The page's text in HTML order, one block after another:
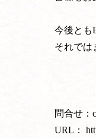
今後とも
それでは
問合せ：
URL：